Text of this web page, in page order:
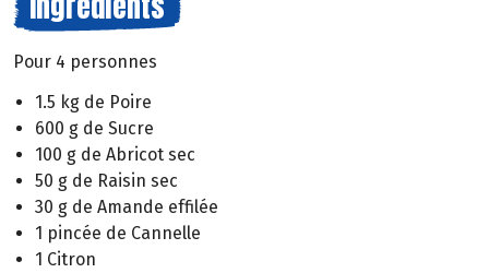
Pour 4 personnes
1.5 kg de Poire
600 g de Sucre
100 g de Abricot sec
50 g de Raisin sec
30 g de Amande effilée
1 pincée de Cannelle
1 Citron